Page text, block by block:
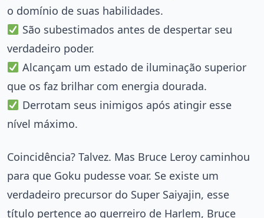
o domínio de suas habilidades.
São subestimados antes de despertar seu
verdadeiro poder.
Alcançam um estado de iluminação superior
que os faz brilhar com energia dourada.
Derrotam seus inimigos após atingir esse
nível máximo.
Coincidência? Talvez. Mas Bruce Leroy caminhou
para que Goku pudesse voar. Se existe um
verdadeiro precursor do Super Saiyajin, esse
título pertence ao guerreiro de Harlem, Bruce